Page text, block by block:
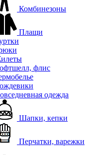
Комбинезоны
Плащи
флис
одежда
Шапки, кепки
Перчатки, варежки